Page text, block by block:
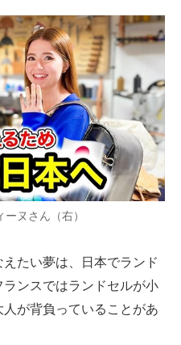
ヌさん（右）
たい夢は、日本でランド
ンスではランドセルが小
が背負っていることがあ